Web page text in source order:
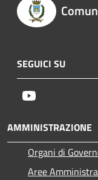
SEGUICI SU
AMMINISTRAZIONE
Organi di
Aree